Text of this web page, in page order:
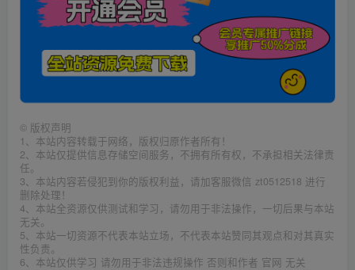
© 版权声明
1、本站内容转载于网络，版权归原作者所有！
2、本站仅提供信息存储空间服务，不拥有所有权，不承担相关法律责
任。
3、本站内容若侵犯到你的版权利益，请加客服微信 zt0512518 进行
删除处理！
4、本站全资源仅供测试和学习，请勿用于非法操作，一切后果与本站
无关。
5、本站一切资源不代表本站立场，不代表本站赞同其观点和对其真实
性负责。
6、本站仅供学习 请勿用于非法违规操作 否则和作者 官网 无关